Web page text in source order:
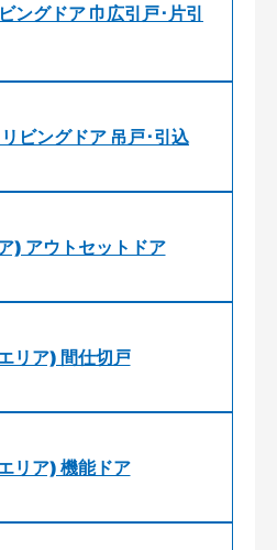
ングドア 巾広引戸･片引
ビングドア 吊戸･引込
) アウトセットドア
リア) 間仕切戸
リア) 機能ドア